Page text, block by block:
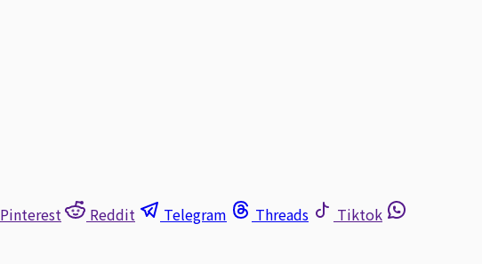
Pinterest Reddit Telegram Threads
Tiktok